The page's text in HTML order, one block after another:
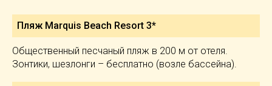
Пляж Marquis Beach Resort 3*
Общественный песчаный пляж в 200 м от отеля.
Зонтики, шезлонги – бесплатно (возле бассейна).